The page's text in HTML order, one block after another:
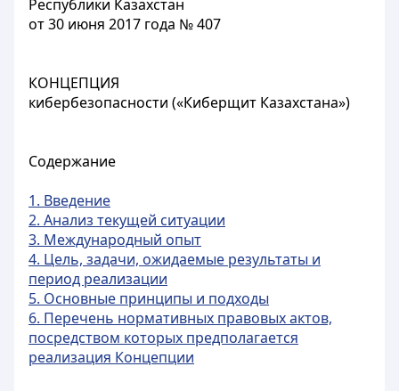
Республики Казахстан
от 30 июня 2017 года № 407
КОНЦЕПЦИЯ
кибербезопасности («Киберщит Казахстана»)
Содержание
1. Введение
2. Анализ текущей ситуации
3. Международный опыт
4. Цель, задачи, ожидаемые результаты и
период реализации
5. Основные принципы и подходы
6. Перечень нормативных правовых актов,
посредством которых предполагается
реализация Концепции